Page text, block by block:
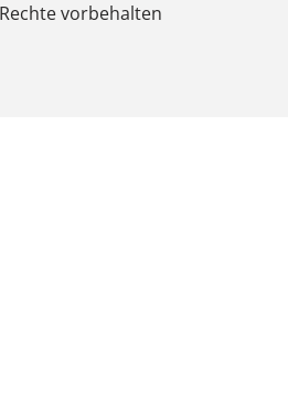
vorbehalten